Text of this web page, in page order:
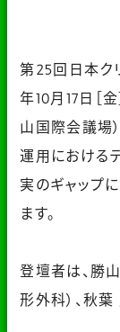
第25回日本ク
年10月17日［
山国際会議場
運用における
実のギャップ
ます。
登壇者は、勝
形外科）、秋葉